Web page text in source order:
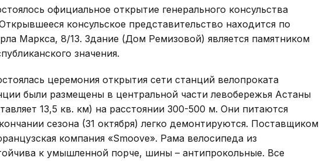
официальное открытие генерального консульства
консульское представительство находится по
Маркса, 8/13. Здание (Дом Ремизовой) является памятником
значения.
церемония открытия сети станций велопроката
были размещены в центральной части левобережья Астаны
13,5 кв. км) на расстоянии 300-500 м. Они питаются
сезона (31 октября) легко демонтируются. Поставщиком
компания «Smoove». Рама велосипеда из
к умышленной порче, шины – антипрокольные. Все